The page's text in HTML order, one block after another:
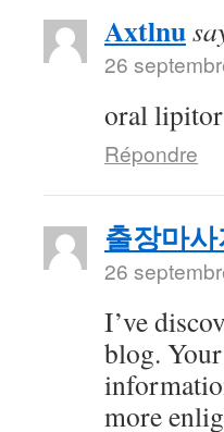
Axtlnu
26
oral lipitor
Répondre
출장마사
26
I’ve
blog.
more